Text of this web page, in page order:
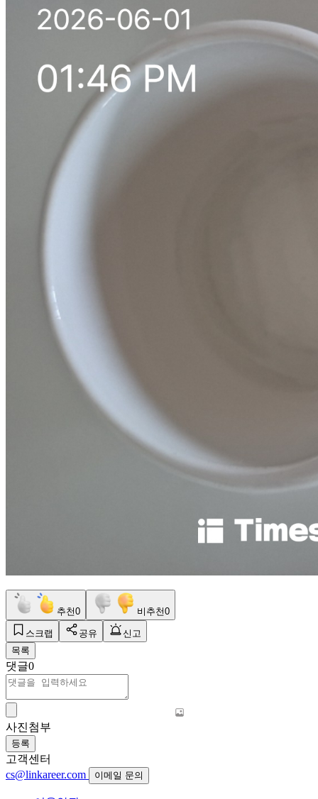
추천0 비추천0
스크랩 공유
신고
목록
댓글0
사진첨부
등록
고객센터
cs@linkareer.com
이메일 문의